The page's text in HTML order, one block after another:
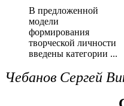
В предложенной
модели
формирования
творческой личности
введены категории ...
Чебанов Сергей